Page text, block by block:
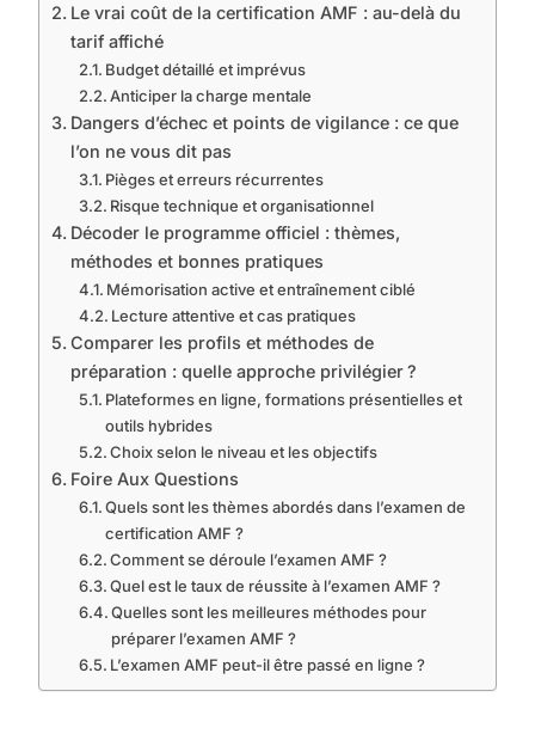
Le vrai coût de la certification AMF : au-delà du
tarif affiché
Budget détaillé et imprévus
Anticiper la charge mentale
Dangers d’échec et points de vigilance : ce que
l’on ne vous dit pas
Pièges et erreurs récurrentes
Risque technique et organisationnel
Décoder le programme officiel : thèmes,
méthodes et bonnes pratiques
Mémorisation active et entraînement ciblé
Lecture attentive et cas pratiques
Comparer les profils et méthodes de
préparation : quelle approche privilégier ?
Plateformes en ligne, formations présentielles et
outils hybrides
Choix selon le niveau et les objectifs
Foire Aux Questions
Quels sont les thèmes abordés dans l’examen de
certification AMF ?
Comment se déroule l’examen AMF ?
Quel est le taux de réussite à l’examen AMF ?
Quelles sont les meilleures méthodes pour
préparer l’examen AMF ?
L’examen AMF peut-il être passé en ligne ?